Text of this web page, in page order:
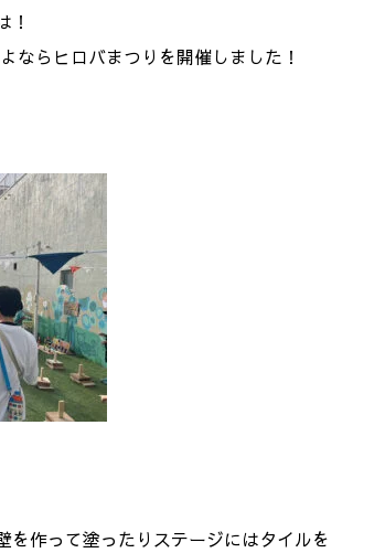
！
ならヒロバまつりを開催しました！
作って塗ったりステージにはタイルを